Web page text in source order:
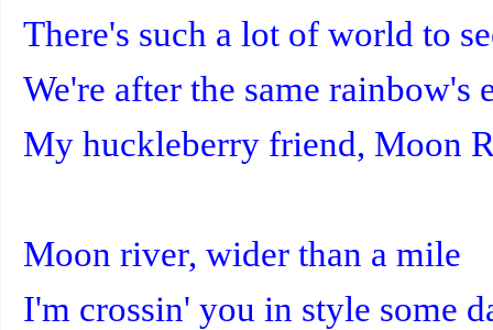
There's such a lot of world to
We're after the same
My huckleberry friend, Moon
Moon river, wider than a mile
I'm crossin' you in style some